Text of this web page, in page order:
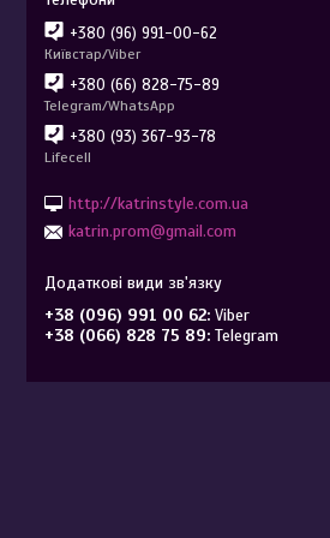
+380 (96) 991-00-62
Київстар/Viber
+380 (66) 828-75-89
Telegram/WhatsApp
+380 (93) 367-93-78
Lifecell
http://katrinstyle.com.ua
katrin.prom@gmail.com
+38 (096) 991 00 62 Viber
+38 (066) 828 75 89 Telegram